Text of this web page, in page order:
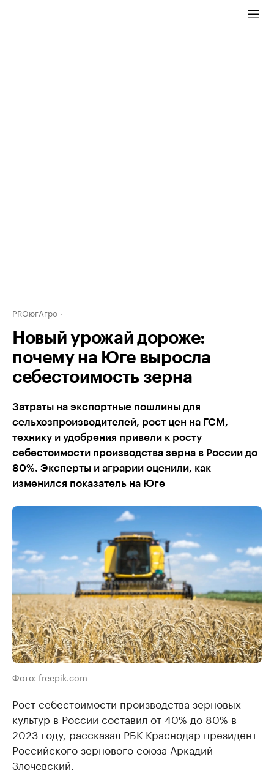
PROюгАгро
Новый урожай дороже:
почему на Юге выросла
себестоимость зерна
Затраты на экспортные пошлины для
сельхозпроизводителей, рост цен на ГСМ,
технику и удобрения привели к росту
себестоимости производства зерна в России до
80%. Эксперты и аграрии оценили, как
изменился показатель на Юге
Фото: freepik.com
Рост себестоимости производства зерновых
культур в России составил от 40% до 80% в
2023 году, рассказал РБК Краснодар президент
Российского зернового союза Аркадий
Злочевский.